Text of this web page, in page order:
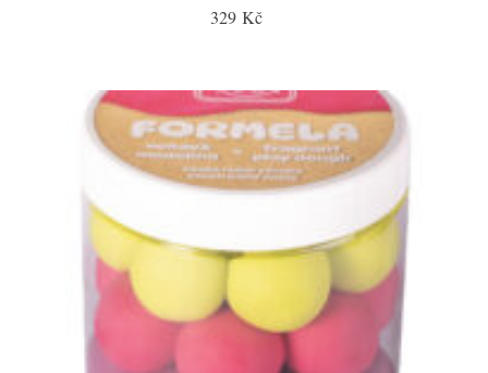
329 Kč